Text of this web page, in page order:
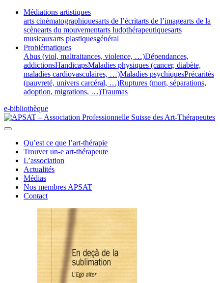
Médiations artistiques
arts cinématographiquesarts de l’écritarts de l’imagearts de la
scènearts du mouvementarts ludothérapeutiquesarts
musicauxarts plastiquesgénéral
Problématiques
Abus (viol, maltraitances, violence, …)Dépendances,
addictionsHandicapsMaladies physiques (cancer, diabète,
maladies cardiovasculaires, …)Maladies psychiquesPrécarités
(pauvreté, univers carcéral, …)Ruptures (mort, séparations,
adoption, migrations, …)Traumas
e-bibliothèque
Qu’est ce que l’art-thérapie
Trouver un-e art-thérapeute
L’association
Actualités
Médias
Nos membres APSAT
Contact